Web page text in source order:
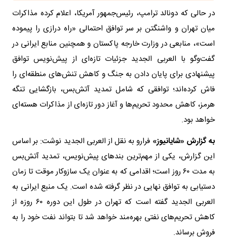
در حالی که دونالد ترامپ، رئیس‌جمهور آمریکا، اعلام کرده مذاکرات
میان تهران و واشنگتن بر سر توافق احتمالی «راه درازی را پیموده
است»، منابعی در وزارت خارجه پاکستان و همچنین منابع ایرانی در
گفت‌وگو با العربی الجدید جزئیات تازه‌ای از پیش‌نویس توافق
پیشنهادی برای پایان دادن به جنگ و کاهش تنش‌های منطقه‌ای را
فاش کرده‌اند؛ توافقی که شامل تمدید آتش‌بس، بازگشایی تنگه
هرمز، کاهش محدود تحریم‌ها و آغاز دور تازه‌ای از مذاکرات هسته‌ای
خواهد بود.
به گزارش «شایانیوز» فرارو به نقل از العربی الجدید نوشت: بر اساس
این گزارش، یکی از مهم‌ترین بندهای پیش‌نویس، تمدید آتش‌بس
به مدت ۶۰ روز است؛ اقدامی که به عنوان یک سازوکار موقت تا زمان
دستیابی به توافق نهایی در نظر گرفته شده است. یک منبع ایرانی به
العربی الجدید گفته است که تهران در طول این دوره ۶۰ روزه از
کاهش تحریم‌های نفتی بهره‌مند خواهد شد تا بتواند نفت خود را به
فروش برساند.